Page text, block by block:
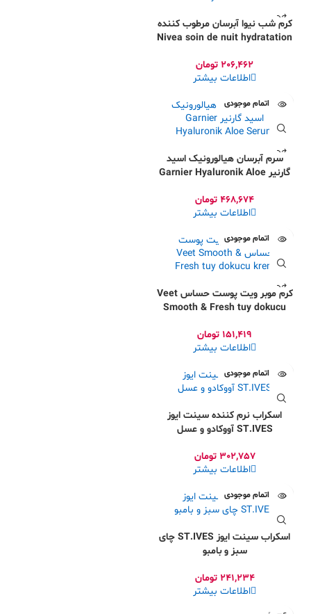
کرم شب نیوا آبرسان مرطوب کننده
Nivea soin de nuit hydratation
206,462 تومان
اطلاعات بیشتر
اتمام موجودی
سرم آبرسان هیالورونیک اسید
گارنیر Garnier Hyaluronik Aloe
468,674 تومان
اطلاعات بیشتر
اتمام موجودی
کرم موبر ویت پوست حساس Veet
Smooth & Fresh tuy dokucu
151,419 تومان
اطلاعات بیشتر
اتمام موجودی
اسکراب نرم کننده سینت ایوز
ST.IVES آووکادو و عسل
302,757 تومان
اطلاعات بیشتر
اتمام موجودی
اسکراب سینت ایوز ST.IVES چای
سبز و بامبو
241,234 تومان
اطلاعات بیشتر